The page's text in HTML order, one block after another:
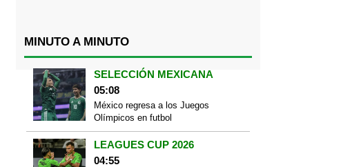
MINUTO A MINUTO
SELECCIÓN MEXICANA
05:08
México regresa a los Juegos
Olímpicos en futbol
LEAGUES CUP 2026
04:55